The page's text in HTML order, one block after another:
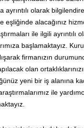
ayrıntılı olarak
eşliğinde alacağınız
ile ilgili ayrıntılı
başlamaktayız.
firmanızın
olan
yeni bir iş alanına
ile